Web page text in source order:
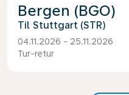
Bergen (BGO)
Stuttgart (STR)
04.11.2026 - 25.11.2026
Tur-retur